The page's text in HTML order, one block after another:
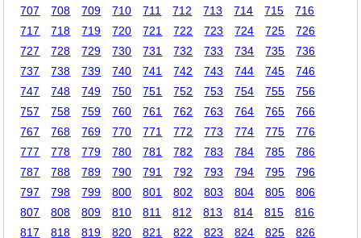
707
708 709 710 711 712 713 714 715
716
717
718 719 720 721 722 723 724 725
726
727
728 729 730 731 732 733 734 735
736
737
738 739 740 741 742 743 744 745
746
747
748 749 750 751 752 753 754 755
756
757
758 759 760 761 762 763 764 765
766
767
768 769 770 771 772 773 774 775
776
777
778 779 780 781 782 783 784 785
786
787
788 789 790 791 792 793 794 795
796
797
798 799 800 801 802 803 804 805
806
807
808 809 810 811 812 813 814 815
816
817
818 819 820 821 822 823 824 825
826